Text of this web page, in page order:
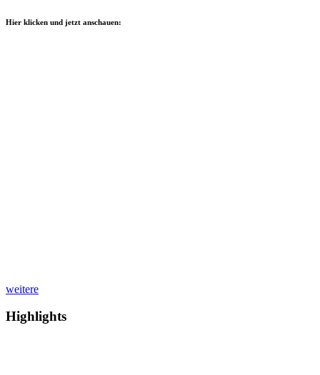
Hier klicken und jetzt anschauen:
weitere
Highlights